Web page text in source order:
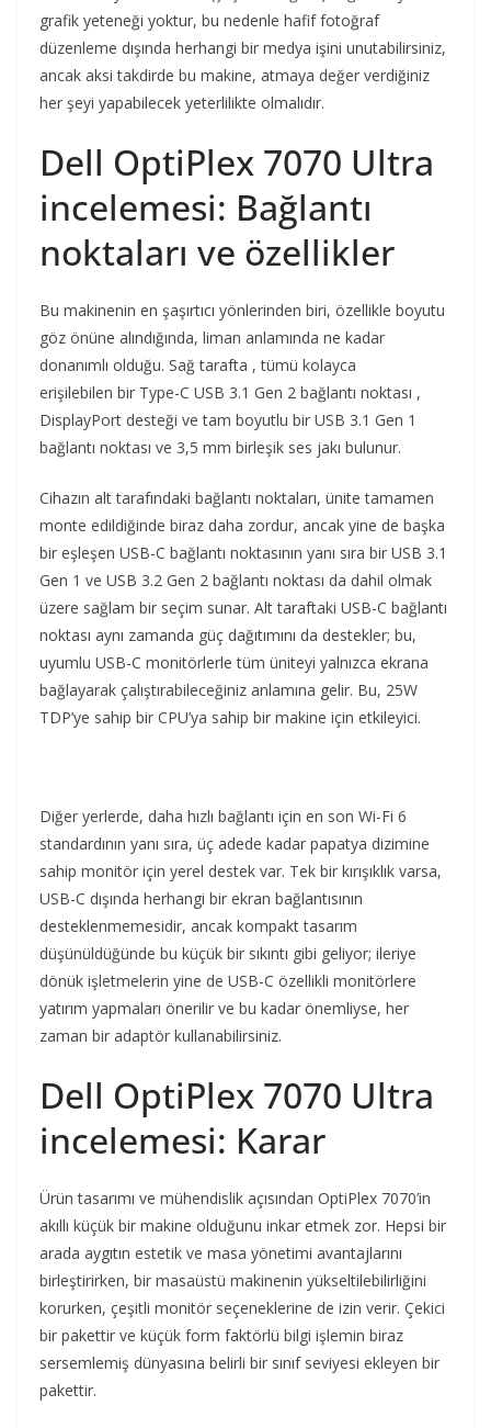
grafik yeteneği yoktur, bu nedenle hafif fotoğraf
düzenleme dışında herhangi bir medya işini unutabilirsiniz,
ancak aksi takdirde bu makine, atmaya değer verdiğiniz
her şeyi yapabilecek yeterlilikte olmalıdır.
Dell OptiPlex 7070 Ultra
incelemesi: Bağlantı
noktaları ve özellikler
Bu makinenin en şaşırtıcı yönlerinden biri, özellikle boyutu
göz önüne alındığında, liman anlamında ne kadar
donanımlı olduğu. Sağ tarafta , tümü kolayca
erişilebilen bir Type-C USB 3.1 Gen 2 bağlantı noktası ,
DisplayPort desteği ve tam boyutlu bir USB 3.1 Gen 1
bağlantı noktası ve 3,5 mm birleşik ses jakı bulunur.
Cihazın alt tarafındaki bağlantı noktaları, ünite tamamen
monte edildiğinde biraz daha zordur, ancak yine de başka
bir eşleşen USB-C bağlantı noktasının yanı sıra bir USB 3.1
Gen 1 ve USB 3.2 Gen 2 bağlantı noktası da dahil olmak
üzere sağlam bir seçim sunar. Alt taraftaki USB-C bağlantı
noktası aynı zamanda güç dağıtımını da destekler; bu,
uyumlu USB-C monitörlerle tüm üniteyi yalnızca ekrana
bağlayarak çalıştırabileceğiniz anlamına gelir. Bu, 25W
TDP’ye sahip bir CPU’ya sahip bir makine için etkileyici.
Diğer yerlerde, daha hızlı bağlantı için en son Wi-Fi 6
standardının yanı sıra, üç adede kadar papatya dizimine
sahip monitör için yerel destek var. Tek bir kırışıklık varsa,
USB-C dışında herhangi bir ekran bağlantısının
desteklenmemesidir, ancak kompakt tasarım
düşünüldüğünde bu küçük bir sıkıntı gibi geliyor; ileriye
dönük işletmelerin yine de USB-C özellikli monitörlere
yatırım yapmaları önerilir ve bu kadar önemliyse, her
zaman bir adaptör kullanabilirsiniz.
Dell OptiPlex 7070 Ultra
incelemesi: Karar
Ürün tasarımı ve mühendislik açısından OptiPlex 7070’in
akıllı küçük bir makine olduğunu inkar etmek zor. Hepsi bir
arada aygıtın estetik ve masa yönetimi avantajlarını
birleştirirken, bir masaüstü makinenin yükseltilebilirliğini
korurken, çeşitli monitör seçeneklerine de izin verir. Çekici
bir pakettir ve küçük form faktörlü bilgi işlemin biraz
sersemlemiş dünyasına belirli bir sınıf seviyesi ekleyen bir
pakettir.